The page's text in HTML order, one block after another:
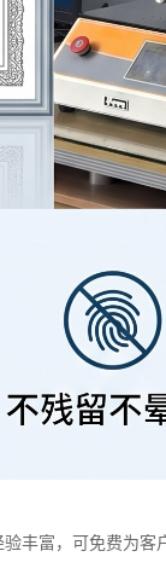
丰富，可免费为